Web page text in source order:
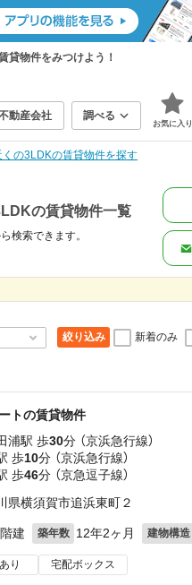
貸物件をみつけよう！
動産会社 調べる
お気に入り
の3LDKの賃貸物件を探す
の賃貸物件一覧
検索できます。
絞り込み 新着のみ
トの賃貸物件
浦駅 歩30分 （京浜急行線）
歩10分 （京浜急行線）
歩46分 （京急逗子線）
県横須賀市追浜東町２
建 築年数 12年2ヶ月 建物構造
り 宅配ボックス